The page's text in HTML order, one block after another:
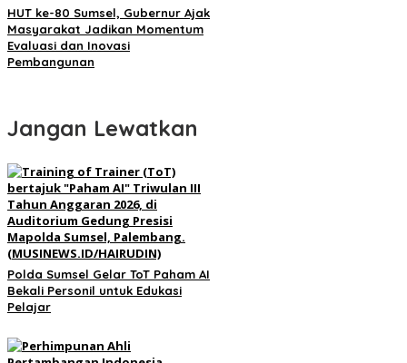
HUT ke-80 Sumsel, Gubernur Ajak
Masyarakat Jadikan Momentum
Evaluasi dan Inovasi
Pembangunan
Jangan Lewatkan
Polda Sumsel Gelar ToT Paham AI
Bekali Personil untuk Edukasi
Pelajar